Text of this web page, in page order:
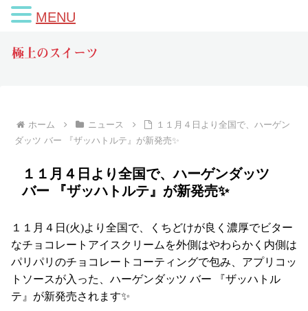
極上のスイーツ
ホーム ニュース
１１月４日より全国で、ハーゲン
ダッツ バー 『ザッハトルテ』が新発売✨
１１月４日より全国で、ハーゲンダッツ
バー 『ザッハトルテ』が新発売✨
１１月４日(火)より全国で、くちどけが良く濃厚でビター
なチョコレートアイスクリームを外側はやわらかく内側は
パリパリのチョコレートコーティングで包み、アプリコッ
トソースが入った、ハーゲンダッツ バー 『ザッハトル
テ』が新発売されます✨
MENU